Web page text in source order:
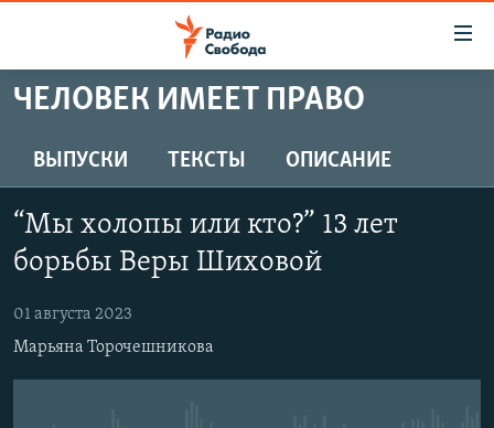
упрощенного
Вернуться
к
основному
содержанию
Вернутся
главной
навигации
Вернутся
ПОДКАСТЫ
ЦИТАТЫ СВОБОДЫ
МНЕНИЯ
КУЛЬТУРА
IDEL.РЕАЛИИ
ЧЕЛОВЕК ИМЕЕТ ПРАВО
ВЫПУСКИ ТЕКСТЫ ОПИСАНИЕ
“Мы холопы или кто?” 13 лет
борьбы Веры Шиховой
01 августа 2023
Марьяна Торочешникова